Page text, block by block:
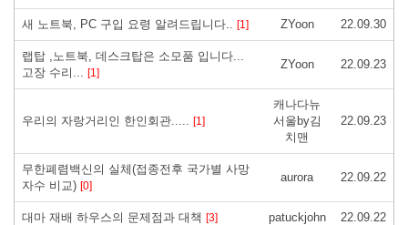
새 노트북, PC 구입 요령 알려드립니다.. [1] ZYoon 22.09.30
랩탑 ,노트북, 데스크탑은 소모품 입니다...
고장 수리... [1]
ZYoon 22.09.23
우리의 자랑거리인 한인회관..... [1]
캐나다뉴
서울by김
치맨
22.09.23
무한폐렴백신의 실체(접종전후 국가별 사망
자수 비교) [0]
aurora 22.09.22
대마 재배 하우스의 문제점과 대책 [3] patuckjohn 22.09.22